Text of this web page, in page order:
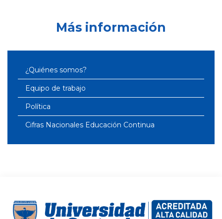
Más información
¿Quiénes somos?
Equipo de trabajo
Política
Cifras Nacionales Educación Continua